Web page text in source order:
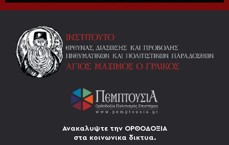
Ανακαλυψτε την ΟΡΘΟΔΟΞΙΑ
στα κοινωνικα δικτυα.